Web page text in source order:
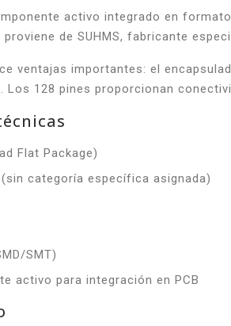
activo integrado en
de SUHMS, fabricante
ventajas importantes: el
Los 128 pines proporcionan
Flat Package)
categoría específica asignada)
SMT)
activo para integración en PCB